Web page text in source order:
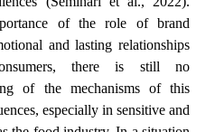
of the role of brand
and lasting relationships
there is still no
of the mechanisms of this
especially in sensitive and